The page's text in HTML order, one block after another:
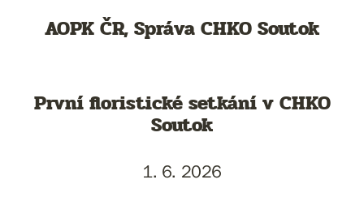
AOPK ČR, Správa CHKO Soutok
První floristické setkání v CHKO
Soutok
1. 6. 2026